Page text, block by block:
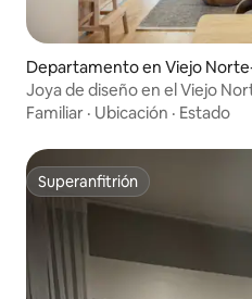
Departamento en Viejo
Joya de diseño en el Viejo
Familiar · Ubicación · Estado
Superanfitrión
Superanfitrión